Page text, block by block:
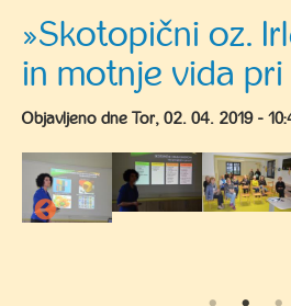
letovanje
predšolskih
otrok
in
šolarjev
iz
Šaleške
doline
»Skotopični oz.
in motnje vida
Objavljeno dne Tor, 02. 04. 2019 -